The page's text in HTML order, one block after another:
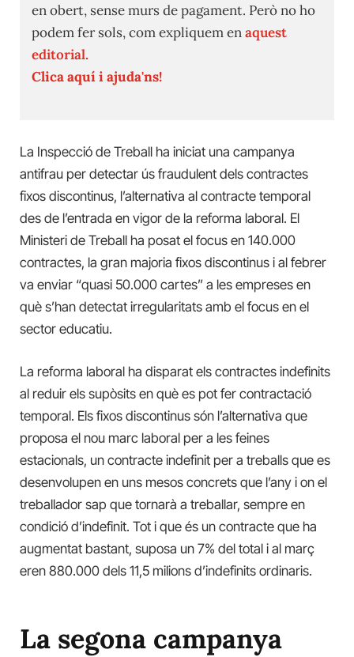
en obert, sense murs de pagament. Però no ho
podem fer sols, com expliquem enaquest
editorial.
Clica aquí i ajuda'ns!
La Inspecció de Treball ha iniciat una campanya
antifrau per detectar ús fraudulent dels contractes
fixos discontinus, l’alternativa al contracte temporal
des de l’entrada en vigor de la reforma laboral. El
Ministeri de Treball ha posat el focus en 140.000
contractes, la gran majoria fixos discontinus i al febrer
va enviar “quasi 50.000 cartes” a les empreses en
què s’han detectat irregularitats amb el focus en el
sector educatiu.
La reforma laboral ha disparat els contractes indefinits
al reduir els supòsits en què es pot fer contractació
temporal. Els fixos discontinus són l’alternativa que
proposa el nou marc laboral per a les feines
estacionals, un contracte indefinit per a treballs que es
desenvolupen en uns mesos concrets que l’any i on el
treballador sap que tornarà a treballar, sempre en
condició d’indefinit. Tot i que és un contracte que ha
augmentat bastant, suposa un 7% del total i al març
eren 880.000 dels 11,5 milions d’indefinits ordinaris.
La segona campanya